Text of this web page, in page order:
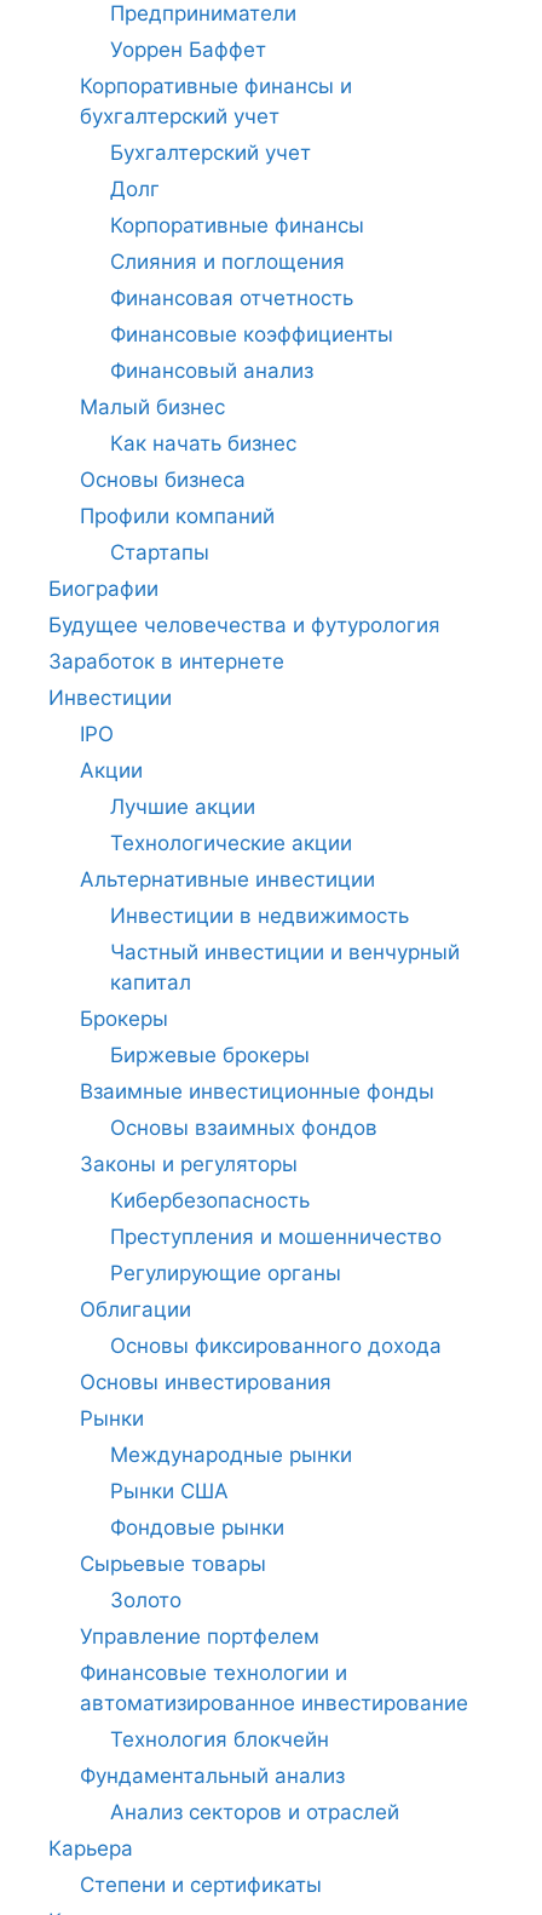
Предприниматели
Уоррен Баффет
Корпоративные финансы и
бухгалтерский учет
Бухгалтерский учет
Долг
Корпоративные финансы
Слияния и поглощения
Финансовая отчетность
Финансовые коэффициенты
Финансовый анализ
Малый бизнес
Как начать бизнес
Основы бизнеса
Профили компаний
Стартапы
Биографии
Будущее человечества и футурология
Заработок в интернете
Инвестиции
IPO
Акции
Лучшие акции
Технологические акции
Альтернативные инвестиции
Инвестиции в недвижимость
Частный инвестиции и венчурный
капитал
Брокеры
Биржевые брокеры
Взаимные инвестиционные фонды
Основы взаимных фондов
Законы и регуляторы
Кибербезопасность
Преступления и мошенничество
Регулирующие органы
Облигации
Основы фиксированного дохода
Основы инвестирования
Рынки
Международные рынки
Рынки США
Фондовые рынки
Сырьевые товары
Золото
Управление портфелем
Финансовые технологии и
автоматизированное инвестирование
Технология блокчейн
Фундаментальный анализ
Анализ секторов и отраслей
Карьера
Степени и сертификаты